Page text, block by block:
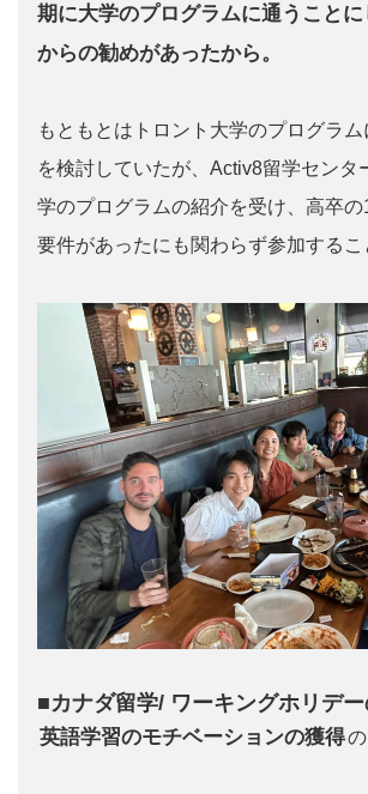
期に大学のプログラムに通うこと
からの勧めがあったから。
もともとはトロント大学のプログラム
を検討していたが、Activ8留学センタ
学のプログラムの紹介を受け、高卒の
要件があったにも関わらず参加するこ
■カナダ留学/ ワーキングホリデー
英語学習のモチベーションの獲得の